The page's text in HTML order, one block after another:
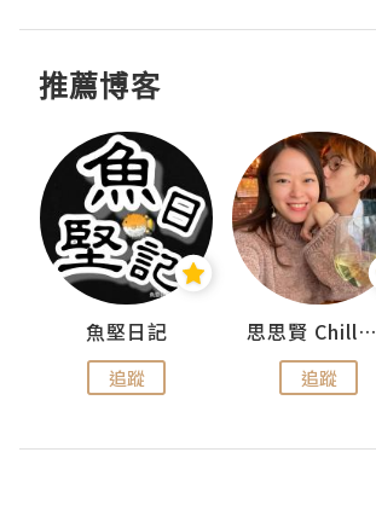
推薦博客
魚堅日記
追蹤
思思賢 ChillMyBabe
追蹤